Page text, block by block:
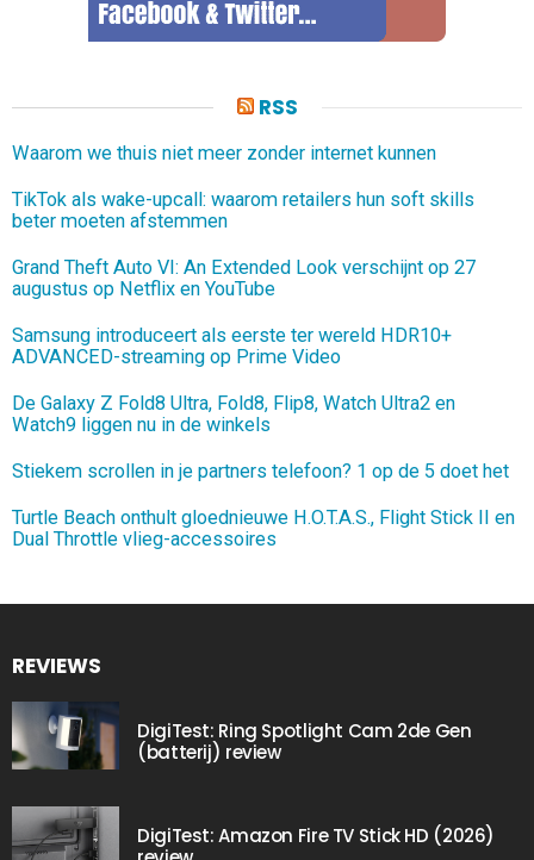
RSS
Waarom we thuis niet meer zonder internet kunnen
TikTok als wake-upcall: waarom retailers hun soft skills
beter moeten afstemmen
Grand Theft Auto VI: An Extended Look verschijnt op 27
augustus op Netflix en YouTube
Samsung introduceert als eerste ter wereld HDR10+
ADVANCED-streaming op Prime Video
De Galaxy Z Fold8 Ultra, Fold8, Flip8, Watch Ultra2 en
Watch9 liggen nu in de winkels
Stiekem scrollen in je partners telefoon? 1 op de 5 doet het
Turtle Beach onthult gloednieuwe H.O.T.A.S., Flight Stick II en
Dual Throttle vlieg-accessoires
REVIEWS
DigiTest: Ring Spotlight Cam 2de Gen
(batterij) review
DigiTest: Amazon Fire TV Stick HD (2026)